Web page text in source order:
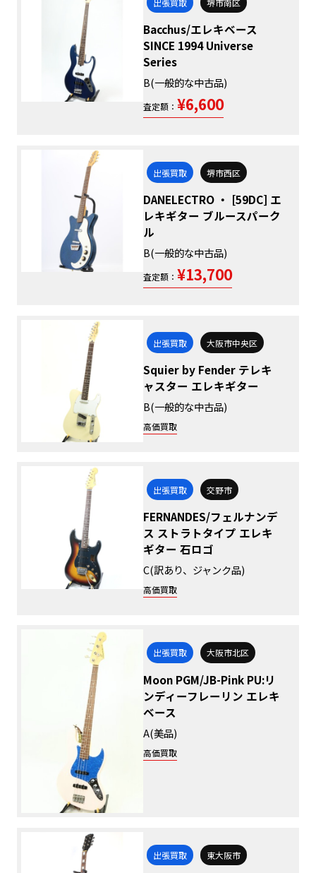
Bacchus/エレキベース
SINCE 1994 Universe
Series
B(一般的な中古品)
査定額： ¥6,600
出張買取 堺市西区
DANELECTRO ・ [59DC] エ
レキギター ブルースパーク
ル
B(一般的な中古品)
査定額： ¥13,700
出張買取 大阪市中央区
Squier by Fender テレキ
ャスター エレキギター
B(一般的な中古品)
高価買取
出張買取 交野市
FERNANDES/フェルナンデ
ス ストラトタイプ エレキ
ギター 石ロゴ
C(訳あり、ジャンク品)
高価買取
出張買取 大阪市北区
Moon PGM/JB-Pink PU:リ
ンディーフレーリン エレキ
ベース
A(美品)
高価買取
出張買取 東大阪市